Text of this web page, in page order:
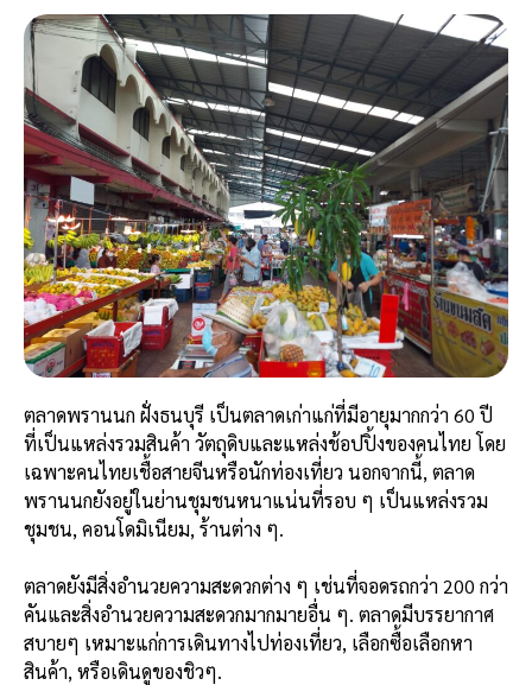
ตลาดพรานนก ฝั่งธนบุรี เป็นตลาดเก่าแก่ที่มีอายุมากกว่า 60 ปี
ที่เป็นแหล่งรวมสินค้า วัตถุดิบและแหล่งช้อปปิ้งของคนไทย โดย
เฉพาะคนไทยเชื้อสายจีนหรือนักท่องเที่ยว นอกจากนี้, ตลาด
พรานนกยังอยู่ในย่านชุมชนหนาแน่นที่รอบ ๆ เป็นแหล่งรวม
ชุมชน, คอนโดมิเนียม, ร้านต่าง ๆ.
ตลาดยังมีสิ่งอำนวยความสะดวกต่าง ๆ เช่นที่จอดรถกว่า 200 กว่า
คันและสิ่งอำนวยความสะดวกมากมายอื่น ๆ. ตลาดมีบรรยากาศ
สบายๆ เหมาะแก่การเดินทางไปท่องเที่ยว, เลือกซื้อเลือกหา
สินค้า, หรือเดินดูของชิวๆ.